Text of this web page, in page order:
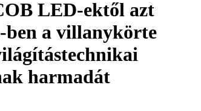
LED-ektől azt
ben a villanykörte
harmadát